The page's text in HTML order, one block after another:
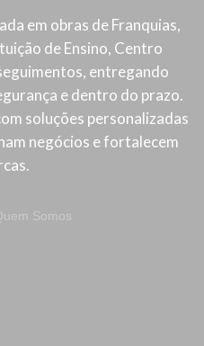
em obras de Franquias,
de Ensino, Centro
entregando
e dentro do prazo.
soluções personalizadas
negócios e fortalecem
Somos